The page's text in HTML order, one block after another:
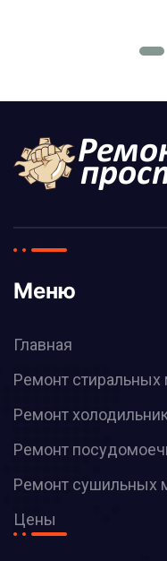
Меню
Главная
Ремонт
Ремонт
Ремонт
Ремонт сушильных
Цены